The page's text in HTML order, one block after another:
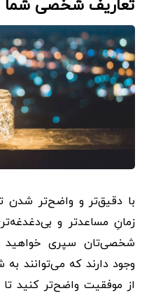
با دقیق‌تر و واضح‌تر شدن
زمانِ مساعدتر و
شخصی‌تان سپری خواهید
وجود دارند که می‌توانند
از موفقیت واضح‌تر کنید